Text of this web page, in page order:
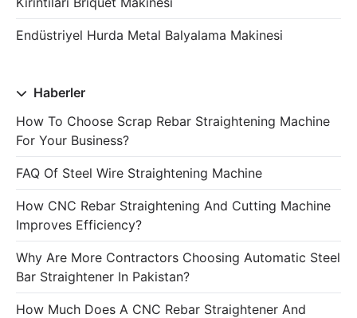
Endüstriyel Hurda Metal Balyalama Makinesi
Haberler
How To Choose Scrap Rebar Straightening Machine
For Your Business?
FAQ Of Steel Wire Straightening Machine
How CNC Rebar Straightening And Cutting Machine
Improves Efficiency?
Why Are More Contractors Choosing Automatic Steel
Bar Straightener In Pakistan?
How Much Does A CNC Rebar Straightener And